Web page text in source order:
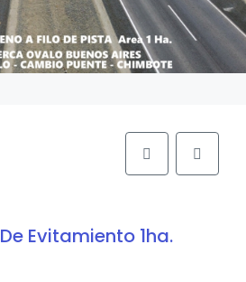
Evitamiento 1ha.